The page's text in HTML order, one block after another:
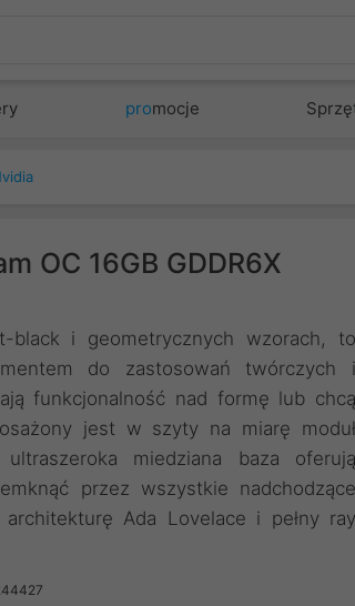
promocje
OC 16GB GDDR6X
black i geometrycznych wzorach, to
do zastosowań twórczych i
funkcjonalność nad formę lub chcą
jest w szyty na miarę moduł
miedziana baza oferują
przez wszystkie nadchodzące
Ada Lovelace i pełny ray